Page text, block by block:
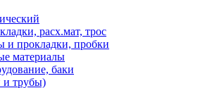
расх.мат, трос
и прокладки, пробки
материалы
баки
трубы)